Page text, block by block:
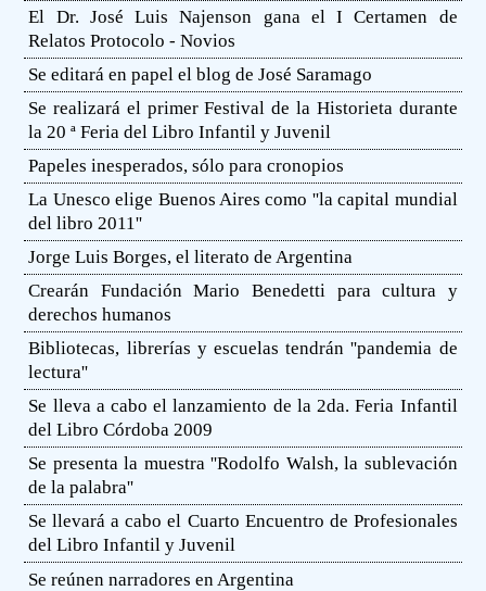
El Dr. José Luis Najenson gana el I Certamen de
Relatos Protocolo - Novios
Se editará en papel el blog de José Saramago
Se realizará el primer Festival de la Historieta durante
la 20 ª Feria del Libro Infantil y Juvenil
Papeles inesperados, sólo para cronopios
La Unesco elige Buenos Aires como ''la capital mundial
del libro 2011''
Jorge Luis Borges, el literato de Argentina
Crearán Fundación Mario Benedetti para cultura y
derechos humanos
Bibliotecas, librerías y escuelas tendrán ''pandemia de
lectura''
Se lleva a cabo el lanzamiento de la 2da. Feria Infantil
del Libro Córdoba 2009
Se presenta la muestra ''Rodolfo Walsh, la sublevación
de la palabra''
Se llevará a cabo el Cuarto Encuentro de Profesionales
del Libro Infantil y Juvenil
Se reúnen narradores en Argentina